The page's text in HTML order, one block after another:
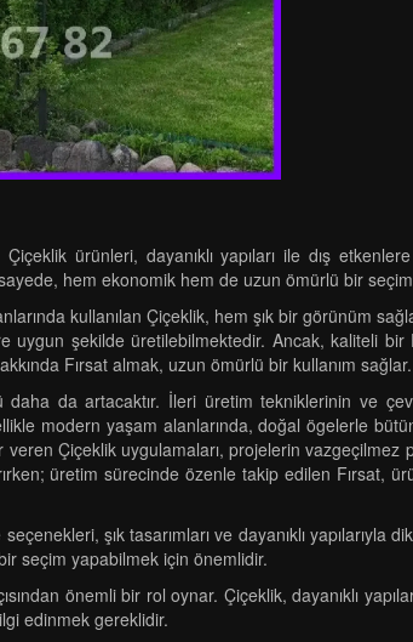
ürünleri, dayanıklı yapıları ile dış
hem ekonomik hem de uzun ömürlü bir
kullanılan Çiçeklik, hem şık bir görünüm
uygun şekilde üretilebilmektedir. Ancak, kaliteli
Fırsat almak, uzun ömürlü bir kullanım sağlar.
daha da artacaktır. İleri üretim tekniklerinin ve
modern yaşam alanlarında, doğal ögelerle
Çiçeklik uygulamaları, projelerin vazgeçilmez
üretim sürecinde özenle takip edilen Fırsat,
şık tasarımları ve dayanıklı yapılarıyla
seçim yapabilmek için önemlidir.
önemli bir rol oynar. Çiçeklik, dayanıklı
edinmek gereklidir.